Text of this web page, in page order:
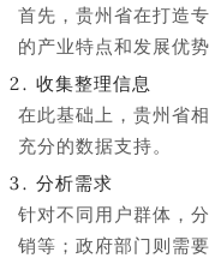
首先，贵州省在打造
的产业特点和发展优
收集整理信息
在此基础上，贵州省
充分的数据支持。
分析需求
针对不同用户群体，
销等；政府部门则需